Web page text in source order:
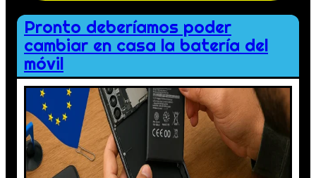
Pronto deberíamos poder
cambiar en casa la batería del
móvil